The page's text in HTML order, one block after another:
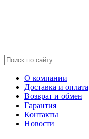
О компании
Доставка и оплата
Возврат и обмен
Гарантия
Контакты
Новости